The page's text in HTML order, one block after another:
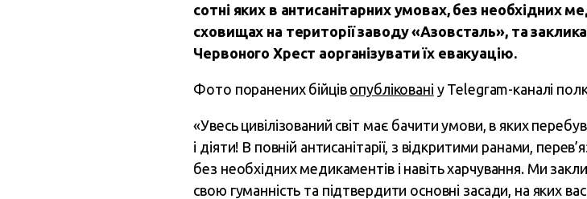
сотні яких в антисанітарних умовах, без необхідних
сховищах на території заводу «Азовсталь», та
Червоного Хрест аорганізувати їх евакуацію.
Фото поранених бійців опубліковані у Telegram-каналі
«Увесь цивілізований світ має бачити умови, в яких
і діяти! В повній антисанітарії, з відкритими ранами,
без необхідних медикаментів і навіть харчування. Ми
свою гуманність та підтвердити основні засади, на яких